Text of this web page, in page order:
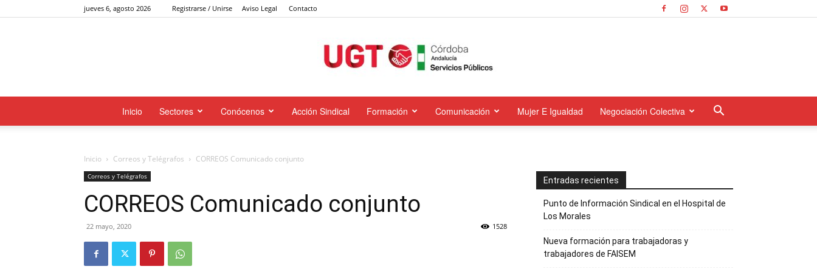
jueves 6, agosto 2026 Registrarse / Unirse Aviso Legal Contacto
Inicio Sectores Conócenos Acción Sindical Formación Comunicación Mujer E Igualdad Negociación Colectiva
Inicio Correos y Telégrafos CORREOS Comunicado conjunto
Correos y Telégrafos
CORREOS Comunicado conjunto
22 mayo, 2020 1528
Entradas recientes
Punto de Información Sindical en el Hospital de
Los Morales
Nueva formación para trabajadoras y
trabajadores de FAISEM